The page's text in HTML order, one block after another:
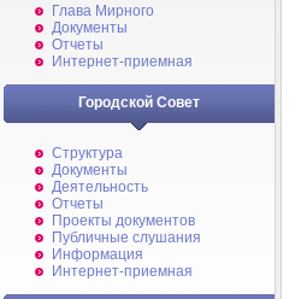
Глава Мирного
Документы
Отчеты
Интернет-приемная
Городской Совет
Структура
Документы
Деятельность
Отчеты
Проекты документов
Публичные слушания
Информация
Интернет-приемная